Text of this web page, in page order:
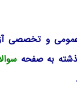
و تخصصی
به صفحه